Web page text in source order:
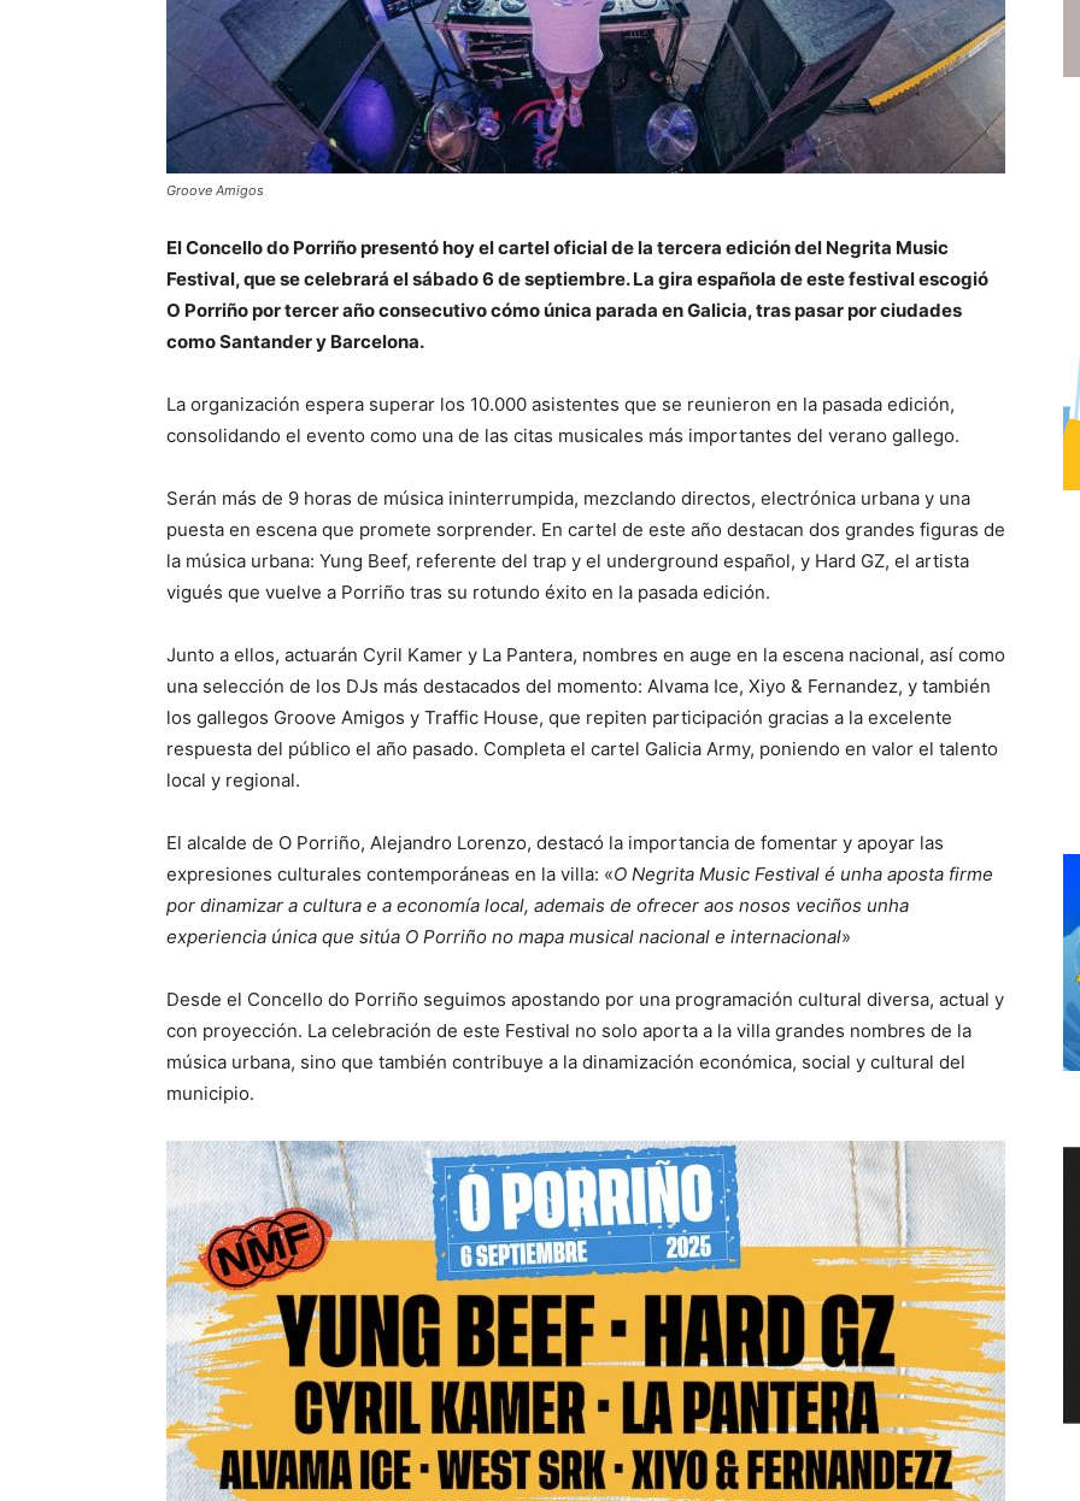
Groove Amigos
El Concello do Porriño presentó hoy el cartel oficial de la tercera edición del Negrita Music
Festival, que se celebrará el sábado 6 de septiembre. La gira española de este festival escogió
O Porriño por tercer año consecutivo cómo única parada en Galicia, tras pasar por ciudades
como Santander y Barcelona.
La organización espera superar los 10.000 asistentes que se reunieron en la pasada edición,
consolidando el evento como una de las citas musicales más importantes del verano gallego.
Serán más de 9 horas de música ininterrumpida, mezclando directos, electrónica urbana y una
puesta en escena que promete sorprender. En cartel de este año destacan dos grandes figuras de
la música urbana: Yung Beef, referente del trap y el underground español, y Hard GZ, el artista
vigués que vuelve a Porriño tras su rotundo éxito en la pasada edición.
Junto a ellos, actuarán Cyril Kamer y La Pantera, nombres en auge en la escena nacional, así como
una selección de los DJs más destacados del momento: Alvama Ice, Xiyo & Fernandez, y también
los gallegos Groove Amigos y Traffic House, que repiten participación gracias a la excelente
respuesta del público el año pasado. Completa el cartel Galicia Army, poniendo en valor el talento
local y regional.
El alcalde de O Porriño, Alejandro Lorenzo, destacó la importancia de fomentar y apoyar las
expresiones culturales contemporáneas en la villa: «O Negrita Music Festival é unha aposta firme
por dinamizar a cultura e a economía local, ademais de ofrecer aos nosos veciños unha
experiencia única que sitúa O Porriño no mapa musical nacional e internacional»
Desde el Concello do Porriño seguimos apostando por una programación cultural diversa, actual y
con proyección. La celebración de este Festival no solo aporta a la villa grandes nombres de la
música urbana, sino que también contribuye a la dinamización económica, social y cultural del
municipio.